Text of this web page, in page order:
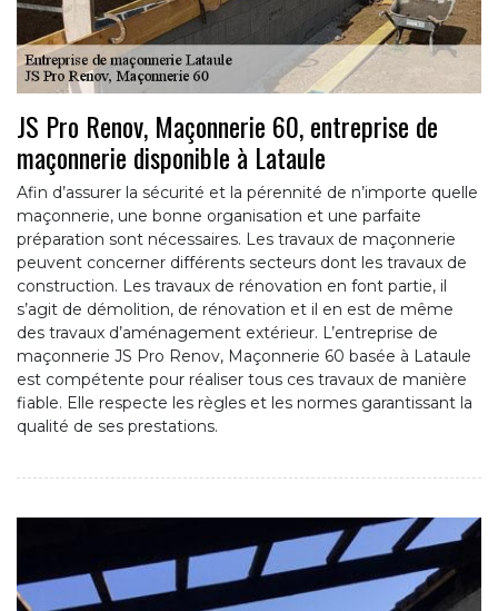
JS Pro Renov, Maçonnerie 60, entreprise de
maçonnerie disponible à Lataule
Afin d’assurer la sécurité et la pérennité de n’importe quelle
maçonnerie, une bonne organisation et une parfaite
préparation sont nécessaires. Les travaux de maçonnerie
peuvent concerner différents secteurs dont les travaux de
construction. Les travaux de rénovation en font partie, il
s’agit de démolition, de rénovation et il en est de même
des travaux d’aménagement extérieur. L’entreprise de
maçonnerie JS Pro Renov, Maçonnerie 60 basée à Lataule
est compétente pour réaliser tous ces travaux de manière
fiable. Elle respecte les règles et les normes garantissant la
qualité de ses prestations.